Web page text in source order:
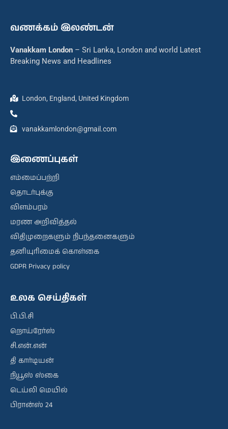
வணக்கம் இலண்டன்
Vanakkam London – Sri Lanka, London and world Latest
Breaking News and Headlines
London, England, United Kingdom
vanakkamlondon@gmail.com
இணைப்புகள்
எம்மைப்பற்றி
தொடர்புக்கு
விளம்பரம்
மரண அறிவித்தல்
விதிமுறைகளும் நிபந்தனைகளும்
தனியுரிமைக் கொள்கை
GDPR Privacy policy
உலக செய்திகள்
பி.பி.சி
றொய்ரேர்ஸ்
சி.என்.என்
தி கார்டியன்
நியூஸ் ஸ்கை
டெய்லி மெயில்
பிரான்ஸ் 24